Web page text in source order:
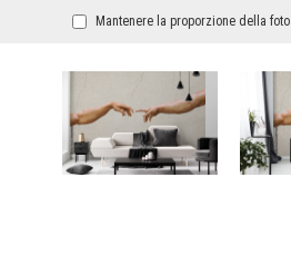
Mantenere la proporzione della foto